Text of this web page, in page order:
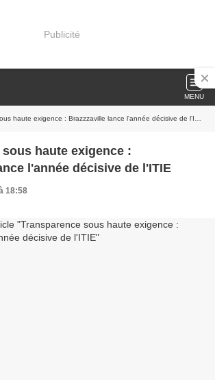
Publicité
MENU
haute exigence : Brazzzaville lance l'année décisive de l'ITIE
haute exigence :
l'année décisive de l'ITIE
18:58